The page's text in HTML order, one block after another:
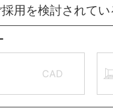
用を検討されて
CAD